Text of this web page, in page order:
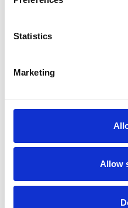
Statistics
Marketing
Allow
Accelera la ripresa
Overview
Repubblica Ceca